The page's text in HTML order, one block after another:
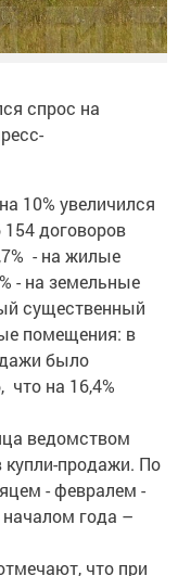
спрос на
10% увеличился
договоров
- на жилые
- на земельные
существенный
помещения: в
было
что на 16,4%
ведомством
купли-продажи. По
- февралем -
началом года –
что при